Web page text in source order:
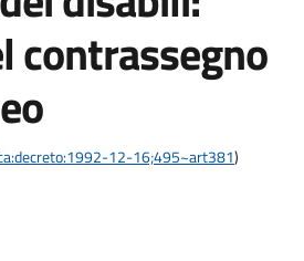
contrassegno
12-16;495~art381)